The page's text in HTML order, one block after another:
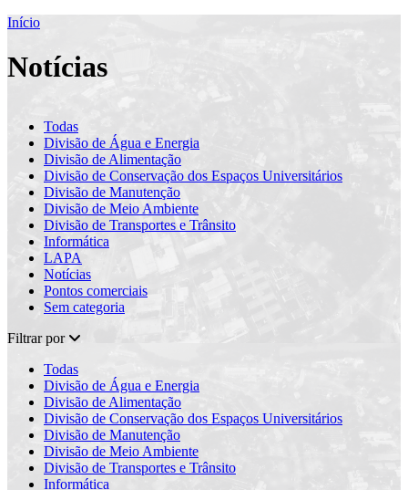
Início
Notícias
Todas
Divisão de Água e Energia
Divisão de Alimentação
Divisão de Conservação dos Espaços Universitários
Divisão de Manutenção
Divisão de Meio Ambiente
Divisão de Transportes e Trânsito
Informática
LAPA
Notícias
Pontos comerciais
Sem categoria
Filtrar por
Todas
Divisão de Água e Energia
Divisão de Alimentação
Divisão de Conservação dos Espaços Universitários
Divisão de Manutenção
Divisão de Meio Ambiente
Divisão de Transportes e Trânsito
Informática